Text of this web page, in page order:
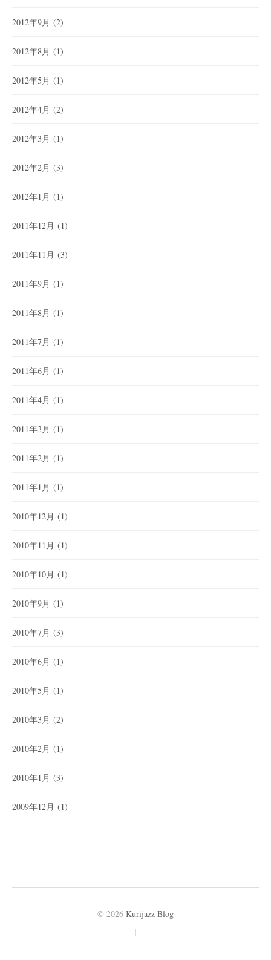
2012年9月 (2)
2012年8月 (1)
2012年5月 (1)
2012年4月 (2)
2012年3月 (1)
2012年2月 (3)
2012年1月 (1)
2011年12月 (1)
2011年11月 (3)
2011年9月 (1)
2011年8月 (1)
2011年7月 (1)
2011年6月 (1)
2011年4月 (1)
2011年3月 (1)
2011年2月 (1)
2011年1月 (1)
2010年12月 (1)
2010年11月 (1)
2010年10月 (1)
2010年9月 (1)
2010年7月 (3)
2010年6月 (1)
2010年5月 (1)
2010年3月 (2)
2010年2月 (1)
2010年1月 (3)
2009年12月 (1)
© 2026 Kurijazz Blog
|